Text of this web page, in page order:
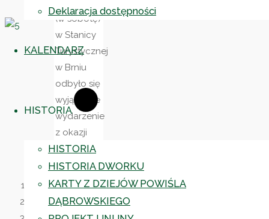
Deklaracja dostępności
KALENDARZ
HISTORIA
HISTORIA
HISTORIA DWORKU
KARTY Z DZIEJÓW POWIŚLA
DĄBROWSKIEGO
(w sobotę)
w Stanicy
Turystycznej
w Brniu
odbyło się
wyjątkowe
wydarzenie
z okazji
pierwszego
dnia
wiosny
oraz Dnia
Kobiet